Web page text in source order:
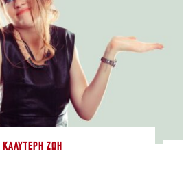
ΚΑΛΎΤΕΡΗ ΖΩΉ